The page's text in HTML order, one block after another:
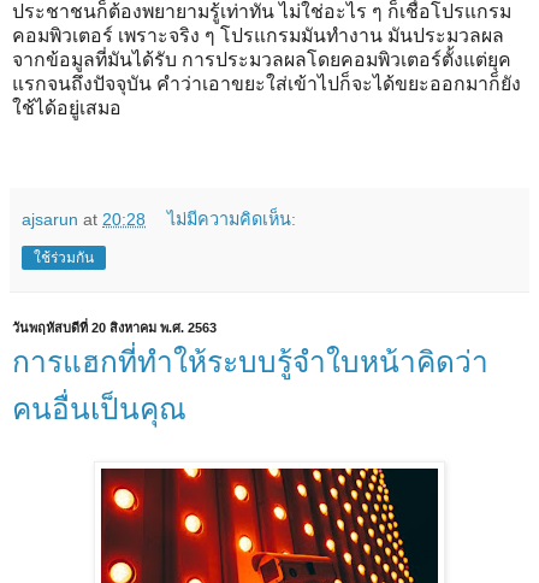
ประชาชนก็ต้องพยายามรู้เท่าทัน ไม่ใช่อะไร ๆ ก็เชื่อโปรแกรม
คอมพิวเตอร์ เพราะจริง ๆ โปรแกรมมันทำงาน มันประมวลผล
จากข้อมูลที่มันได้รับ การประมวลผลโดยคอมพิวเตอร์ตั้งแต่ยุค
แรกจนถึงปัจจุบัน คำว่าเอาขยะใส่เข้าไปก็จะได้ขยะออกมาก็ยัง
ใช้ได้อยู่เสมอ
ajsarun at 20:28 ไม่มีความคิดเห็น:
ใช้ร่วมกัน
วันพฤหัสบดีที่ 20 สิงหาคม พ.ศ. 2563
การแฮกที่ทำให้ระบบรู้จำใบหน้าคิดว่า
คนอื่นเป็นคุณ